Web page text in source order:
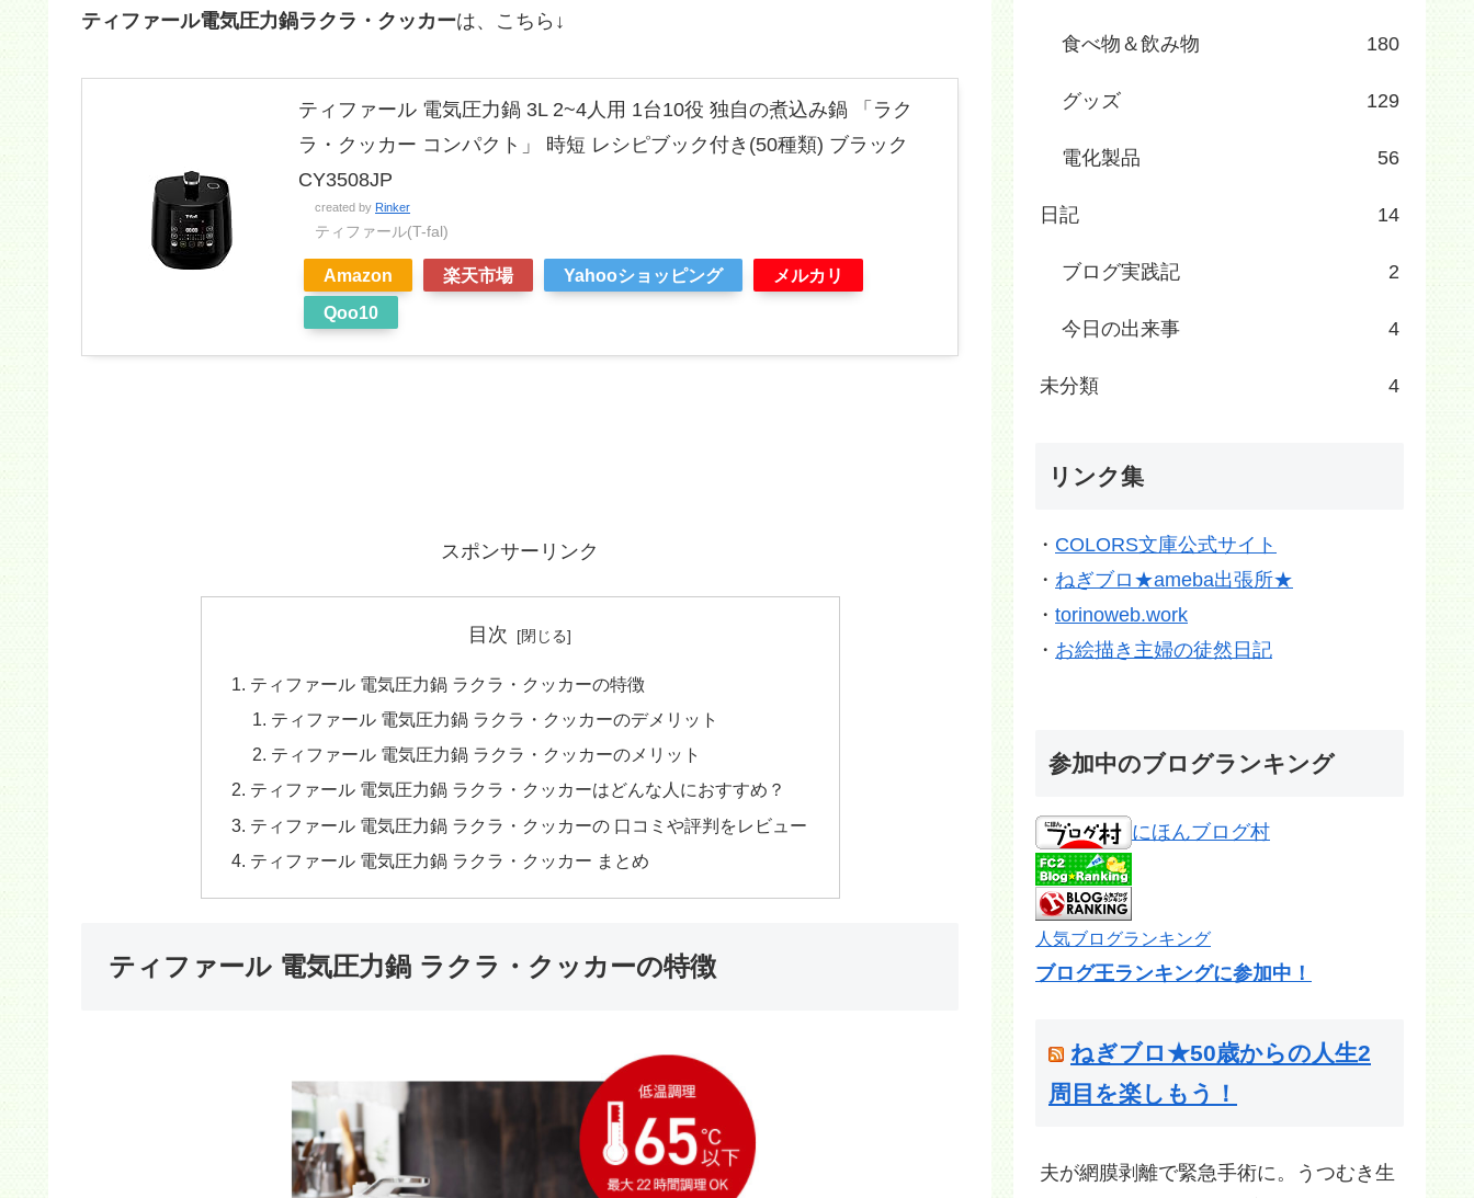
ティファール電気圧力鍋ラクラ・クッカーは、こちら↓
ティファール 電気圧力鍋 3L 2~4人用 1台10役 独自の煮込み鍋 「ラク
ラ・クッカー コンパクト」 時短 レシピブック付き(50種類) ブラック
CY3508JP
created by Rinker
ティファール(T-fal)
Amazon 楽天市場 Yahooショッピング
メルカリ
Qoo10
スポンサーリンク
目次
ティファール 電気圧力鍋 ラクラ・クッカーの特徴
ティファール 電気圧力鍋 ラクラ・クッカーのデメリット
ティファール 電気圧力鍋 ラクラ・クッカーのメリット
ティファール 電気圧力鍋 ラクラ・クッカーはどんな人におすすめ？
ティファール 電気圧力鍋 ラクラ・クッカーの 口コミや評判をレビュー
ティファール 電気圧力鍋 ラクラ・クッカー まとめ
ティファール 電気圧力鍋 ラクラ・クッカーの特徴
食べ物＆飲み物 180
グッズ 129
電化製品 56
日記 14
ブログ実践記 2
今日の出来事 4
未分類 4
リンク集
・ COLORS文庫公式サイト
・ ねぎブロ★ameba出張所★
・ torinoweb.work
・ お絵描き主婦の徒然日記
参加中のブログランキング
にほんブログ村
人気ブログランキング
ブログ王ランキングに参加中！
ねぎブロ★50歳からの人生2
周目を楽しもう！
夫が網膜剥離で緊急手術に。うつむき生